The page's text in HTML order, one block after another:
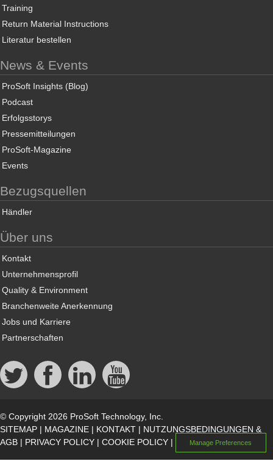
Training
Return Material Instructions
Literatur bestellen
News & Events
ProSoft Insights (Blog)
Podcast
Erfolgsstorys
Pressemitteilungen
ProSoft-Magazine
Events
Bezugsquellen
Händler
Über uns
Kontakt
Unternehmensprofil
Quality & Environment
Branchenweite Anerkennung
Jobs und Karriere
Partnerschaften
© Copyright 2026 ProSoft Technology, Inc.
SITEMAP | MAGAZINE | KONTAKT | NUTZUNGSBEDINGUNGEN &
AGB | PRIVACY POLICY | COOKIE POLICY | Manage Preferences